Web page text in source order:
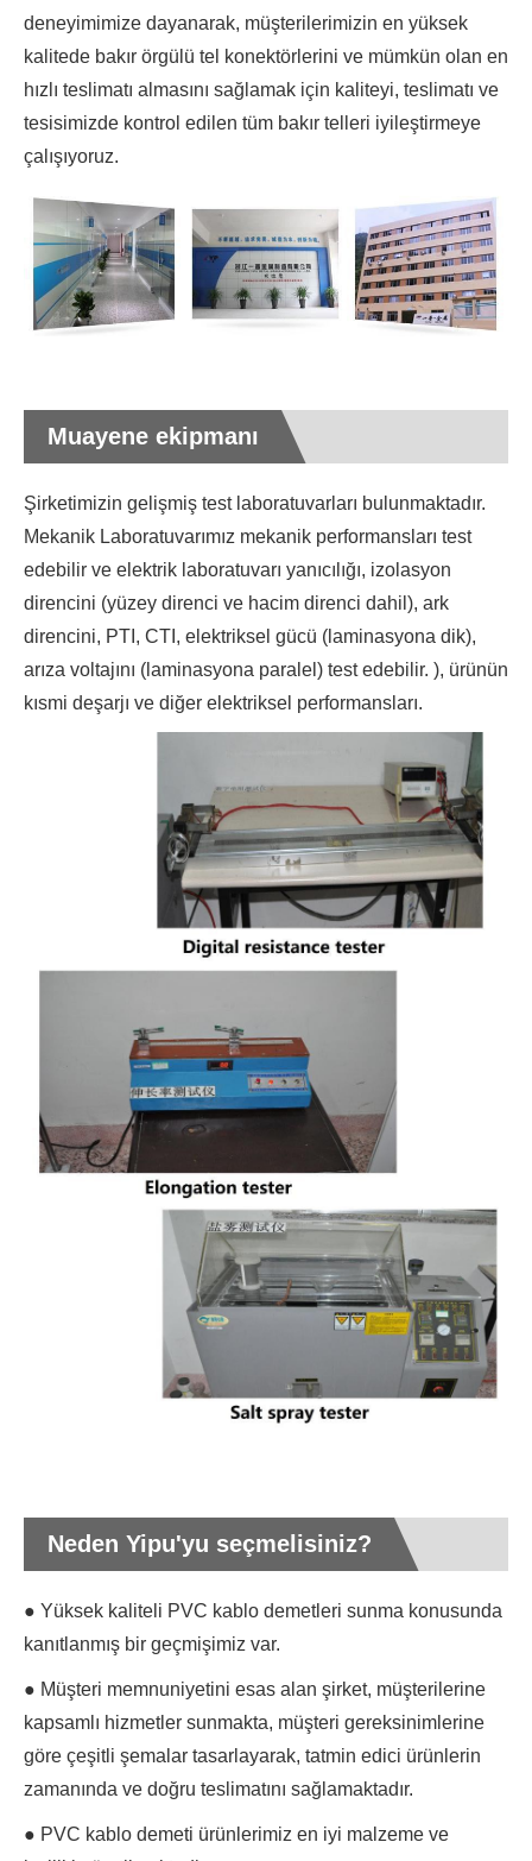
deneyimimize dayanarak, müşterilerimizin en yüksek
kalitede bakır örgülü tel konektörlerini ve mümkün olan en
hızlı teslimatı almasını sağlamak için kaliteyi, teslimatı ve
tesisimizde kontrol edilen tüm bakır telleri iyileştirmeye
çalışıyoruz.
Muayene ekipmanı
Şirketimizin gelişmiş test laboratuvarları bulunmaktadır.
Mekanik Laboratuvarımız mekanik performansları test
edebilir ve elektrik laboratuvarı yanıcılığı, izolasyon
direncini (yüzey direnci ve hacim direnci dahil), ark
direncini, PTI, CTI, elektriksel gücü (laminasyona dik),
arıza voltajını (laminasyona paralel) test edebilir. ), ürünün
kısmi deşarjı ve diğer elektriksel performansları.
Neden Yipu'yu seçmelisiniz?
● Yüksek kaliteli PVC kablo demetleri sunma konusunda
kanıtlanmış bir geçmişimiz var.
● Müşteri memnuniyetini esas alan şirket, müşterilerine
kapsamlı hizmetler sunmakta, müşteri gereksinimlerine
göre çeşitli şemalar tasarlayarak, tatmin edici ürünlerin
zamanında ve doğru teslimatını sağlamaktadır.
● PVC kablo demeti ürünlerimiz en iyi malzeme ve